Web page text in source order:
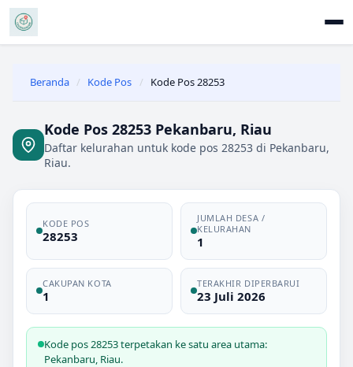
Beranda / Kode Pos / Kode Pos 28253
Kode Pos 28253 Pekanbaru, Riau
Daftar kelurahan untuk kode pos 28253 di Pekanbaru,
Riau.
KODE POS
28253
JUMLAH DESA /
KELURAHAN
1
CAKUPAN KOTA
1
TERAKHIR DIPERBARUI
23 Juli 2026
Kode pos 28253 terpetakan ke satu area utama:
Pekanbaru, Riau.